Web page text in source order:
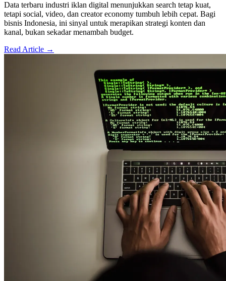
Data terbaru industri iklan digital menunjukkan search tetap kuat,
tetapi social, video, dan creator economy tumbuh lebih cepat. Bagi
bisnis Indonesia, ini sinyal untuk merapikan strategi konten dan
kanal, bukan sekadar menambah budget.
Read Article →